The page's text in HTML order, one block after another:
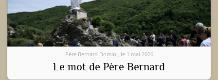
Père Bernard Domini, le 1 mai 2026
Le mot de Père Bernard